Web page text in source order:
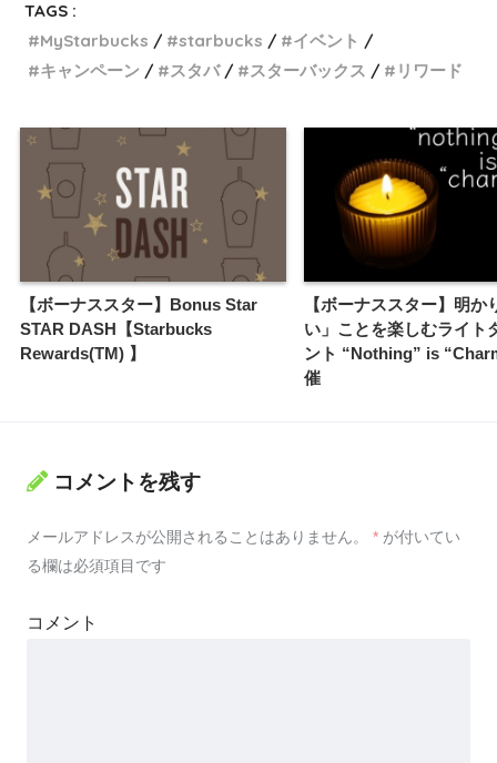
TAGS :
MyStarbucks
starbucks
イベント
キャンペーン
スタバ スターバックス リワード
【ボーナススター】Bonus Star
STAR DASH【Starbucks
Rewards(TM) 】
【ボーナススター】明か
い」ことを楽しむライト
ント “Nothing” is
催
コメントを残す
メールアドレスが公開されることはありません。 * が付いてい
る欄は必須項目です
コメント